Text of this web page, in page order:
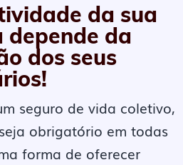
da sua
depende da
dos seus
seguro de vida coletivo,
obrigatório em todas
forma de oferecer